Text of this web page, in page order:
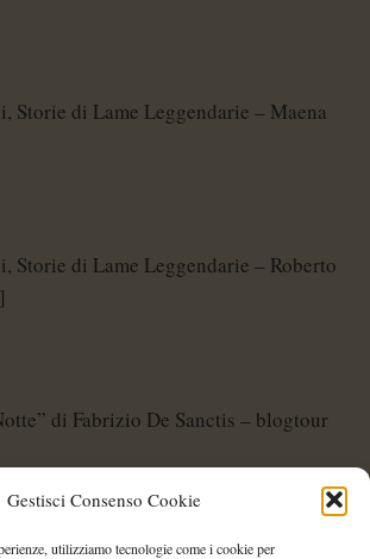
Gestisci Consenso Cookie
utilizziamo tecnologie come i cookie per
Storie di Lame Leggendarie – Maena
Storie di Lame Leggendarie – Roberto
di Fabrizio De Sanctis – blogtour
– Storie di Lame Leggendarie